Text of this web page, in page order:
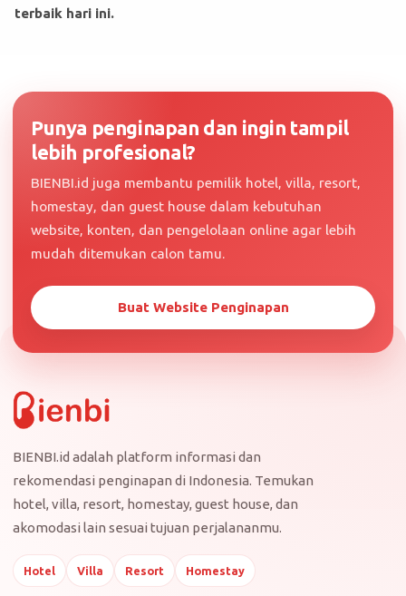
terbaik hari ini.
Punya penginapan dan ingin tampil
lebih profesional?
BIENBI.id juga membantu pemilik hotel, villa, resort,
homestay, dan guest house dalam kebutuhan
website, konten, dan pengelolaan online agar lebih
mudah ditemukan calon tamu.
Buat Website Penginapan
BIENBI.id adalah platform informasi dan
rekomendasi penginapan di Indonesia. Temukan
hotel, villa, resort, homestay, guest house, dan
akomodasi lain sesuai tujuan perjalananmu.
Hotel Villa Resort Homestay